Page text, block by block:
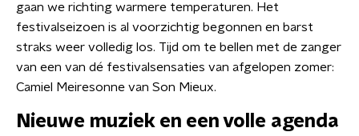
gaan we richting warmere temperaturen. Het
festivalseizoen is al voorzichtig begonnen en barst
straks weer volledig los. Tijd om te bellen met de zanger
van een van dé festivalsensaties van afgelopen zomer:
Camiel Meiresonne van Son Mieux.
Nieuwe muziek en een volle agenda